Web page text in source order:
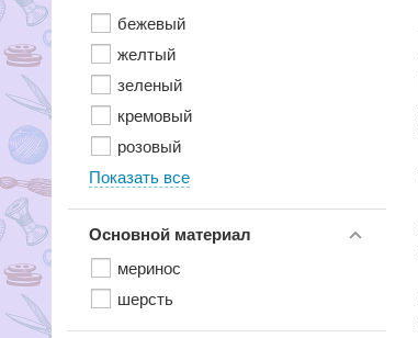
бежевый
желтый
зеленый
кремовый
розовый
Показать все
Основной материал
меринос
шерсть